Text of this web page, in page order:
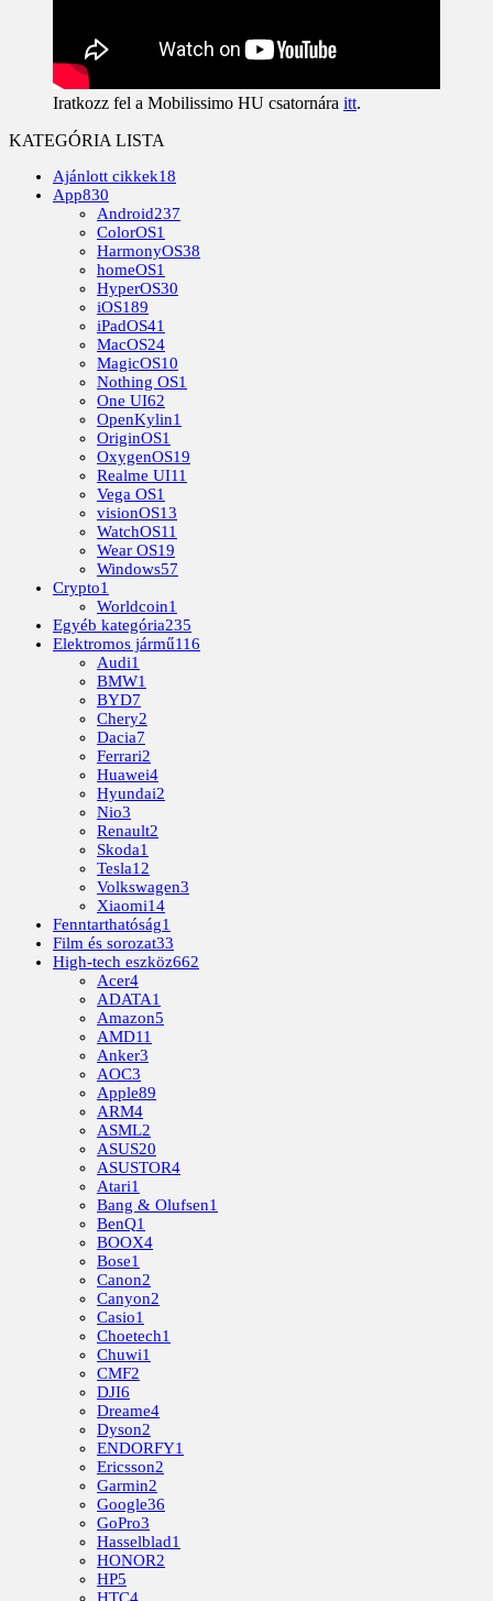
Iratkozz fel a Mobilissimo HU csatornára itt.
KATEGÓRIA LISTA
Ajánlott cikkek18
App830
Android237
ColorOS1
HarmonyOS38
homeOS1
HyperOS30
iOS189
iPadOS41
MacOS24
MagicOS10
Nothing OS1
One UI62
OpenKylin1
OriginOS1
OxygenOS19
Realme UI11
Vega OS1
visionOS13
WatchOS11
Wear OS19
Windows57
Crypto1
Worldcoin1
Egyéb kategória235
Elektromos jármű116
Audi1
BMW1
BYD7
Chery2
Dacia7
Ferrari2
Huawei4
Hyundai2
Nio3
Renault2
Skoda1
Tesla12
Volkswagen3
Xiaomi14
Fenntarthatóság1
Film és sorozat33
High-tech eszköz662
Acer4
ADATA1
Amazon5
AMD11
Anker3
AOC3
Apple89
ARM4
ASML2
ASUS20
ASUSTOR4
Atari1
Bang & Olufsen1
BenQ1
BOOX4
Bose1
Canon2
Canyon2
Casio1
Choetech1
Chuwi1
CMF2
DJI6
Dreame4
Dyson2
ENDORFY1
Ericsson2
Garmin2
Google36
GoPro3
Hasselblad1
HONOR2
HP5
HTC4